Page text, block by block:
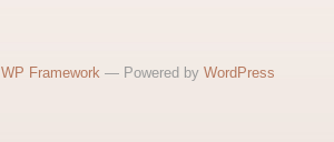
WP Framework — Powered by WordPress